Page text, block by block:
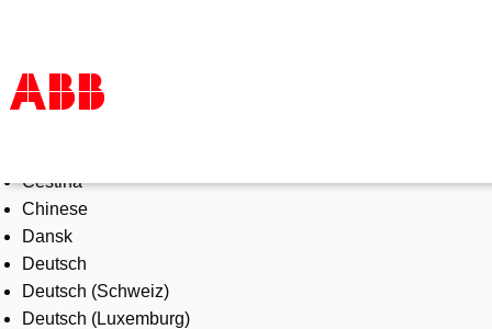
Products & Solutions
Industries
Services
About us
Where to buy
Contact us
Čeština
Chinese
Dansk
Deutsch
Deutsch (Schweiz)
Deutsch (Luxemburg)